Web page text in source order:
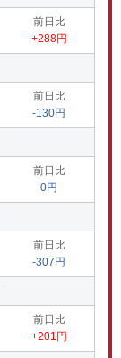
前日比
+288円
前日比
-130円
前日比
0円
前日比
-307円
前日比
+201円